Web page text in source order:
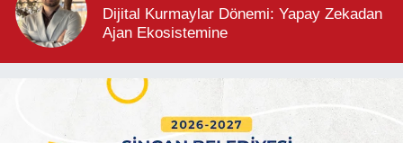
Dijital Kurmaylar Dönemi: Yapay Zekadan
Ajan Ekosistemine